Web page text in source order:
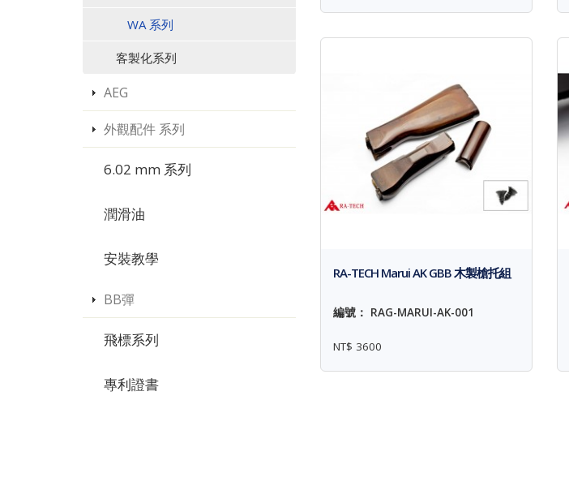
WA 系列
客製化系列
AEG
外觀配件 系列
6.02 mm 系列
潤滑油
安裝教學
BB彈
飛標系列
專利證書
RA-TECH Marui AK GBB 木製槍托組
編號： RAG-MARUI-AK-001
NT$ 3600